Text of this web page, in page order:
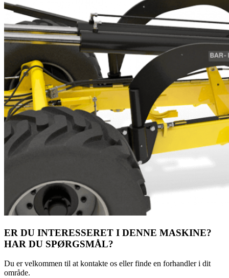
ER DU INTERESSERET I DENNE MASKINE?
HAR DU SPØRGSMÅL?
Du er velkommen til at kontakte os eller finde en forhandler i dit
område.